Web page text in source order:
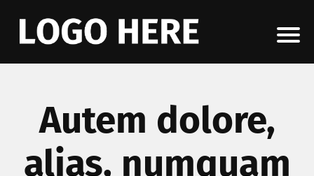
Autem dolore,
alias, numquam